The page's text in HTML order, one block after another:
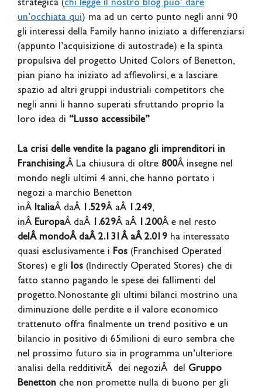
strategica (chi legge il nostro blog puo’ dare
un’occhiata qui) ma ad un certo punto negli anni 90
gli interessi della Family hanno iniziato a differenziarsi
(appunto l’acquisizione di autostrade) e la spinta
propulsiva del progetto United Colors of Benetton,
pian piano ha iniziato ad affievolirsi, e a lasciare
spazio ad altri gruppi industriali competitors che
negli anni li hanno superati sfruttando proprio la
loro idea di “Lusso accessibile”
La crisi delle vendite la pagano gli imprenditori in
Franchising.Â La chiusura di oltre 800Â insegne nel
mondo negli ultimi 4 anni, che hanno portato i
negozi a marchio Benetton
inÂ ItaliaÂ daÂ 1.529Â aÂ 1.249,
inÂ EuropaÂ daÂ 1.629Â aÂ 1.200Â e nel resto
delÂ mondoÂ daÂ 2.131Â aÂ 2.019 ha interessato
quasi esclusivamente i Fos (Franchised Operated
Stores) e gli Ios (Indirectly Operated Stores) che di
fatto stanno pagando le spese dei fallimenti del
progetto. Nonostante gli ultimi bilanci mostrino una
diminuzione delle perdite e il valore economico
trattenuto offra finalmente un trend positivo e un
bilancio in positivo di 65milioni di euro sembra che
nel prossimo futuro sia in programma un’ulteriore
analisi della redditivitÃ dei negoziÂ del Gruppo
Benetton che non promette nulla di buono per gli